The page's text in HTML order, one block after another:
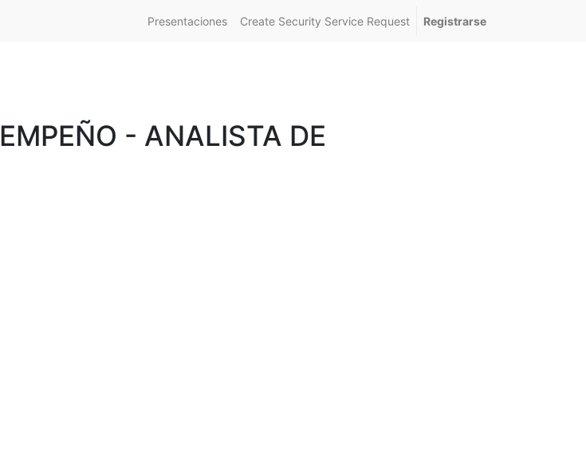
Presentaciones Create Security Service Request Registrarse
- ANALISTA DE